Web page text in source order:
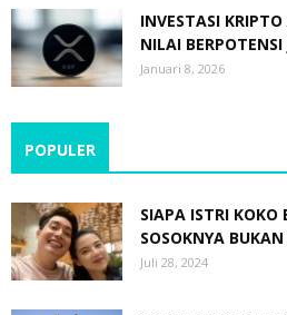
INVESTASI
NILAI
Januari 8, 2026
POPULER
SIAPA ISTRI KOKO
SOSOKNYA
Juli 28, 2024